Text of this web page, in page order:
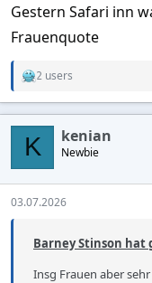
Gestern Safari inn
Frauenquote
R
c
o
n
s
:
2 users
K kenian
Newbie
03.07.2026
Barney Stinson hat
Insg Frauen aber